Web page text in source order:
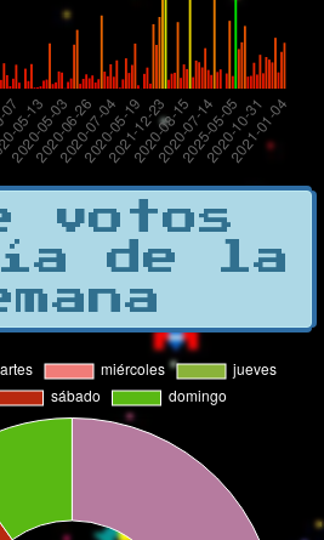
votos
de la